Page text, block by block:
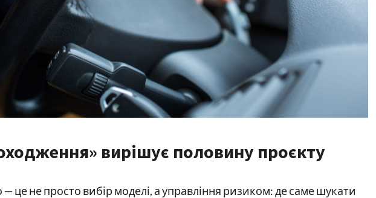
вирішує половину проєкту
це не просто вибір моделі, а управління ризиком: де саме шукати